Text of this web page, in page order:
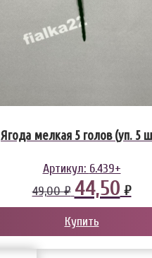
Ягода мелкая 5 голов (уп. 5
Артикул: 6.439+
49,00 ₽ 44,50 ₽
Купить